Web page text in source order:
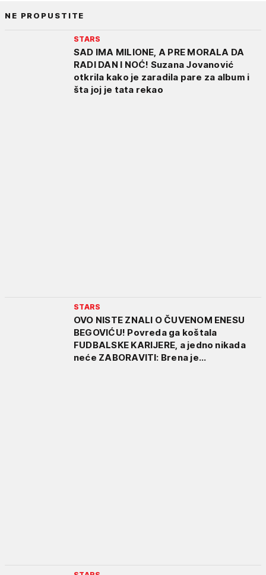
NE PROPUSTITE
STARS
SAD IMA MILIONE, A PRE MORALA DA
RADI DAN I NOĆ! Suzana Jovanović
otkrila kako je zaradila pare za album i
šta joj je tata rekao
STARS
OVO NISTE ZNALI O ČUVENOM ENESU
BEGOVIĆU! Povreda ga koštala
FUDBALSKE KARIJERE, a jedno nikada
neće ZABORAVITI: Brena je...